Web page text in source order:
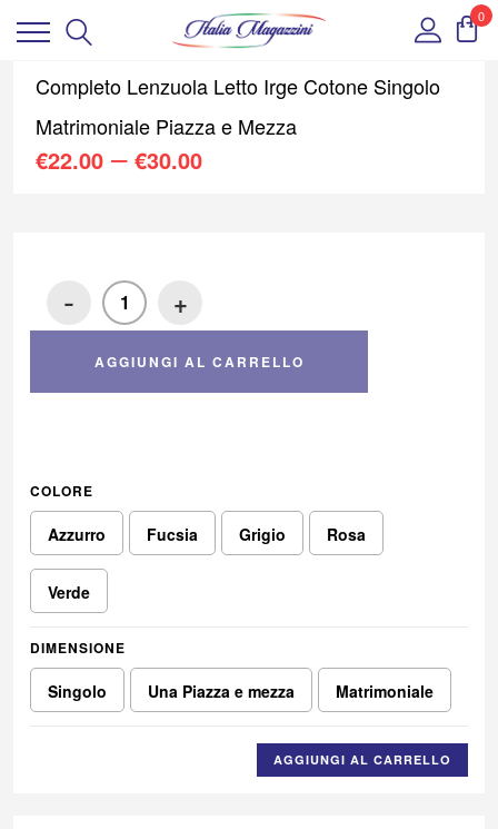
0
Completo Lenzuola Letto Irge Cotone Singolo
Matrimoniale Piazza e Mezza
€22.00 – €30.00
- +
AGGIUNGI AL CARRELLO
COLORE
Azzurro Fucsia Grigio Rosa
Verde
DIMENSIONE
Singolo Una Piazza e mezza Matrimoniale
AGGIUNGI AL CARRELLO